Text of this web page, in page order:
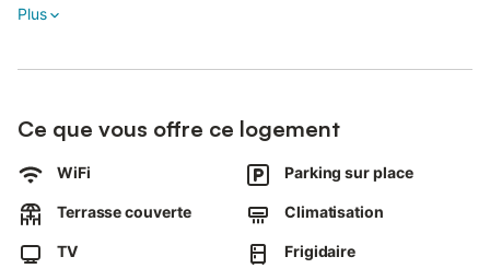
streaming vidéo, une télévision grand écran de 1,30 m, la
terrasse fermée où se trouvent les lits superposés), ainsi que
Plus
Ce que vous offre ce logement
WiFi Parking sur place
Terrasse couverte Climatisation
TV Frigidaire